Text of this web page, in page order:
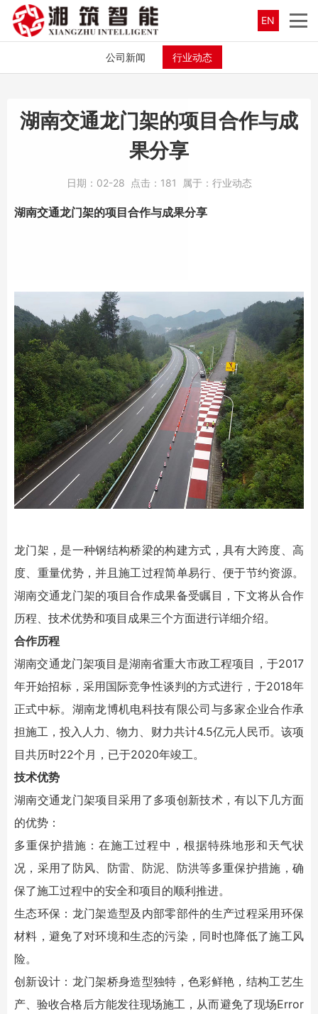
EN
公司新闻 行业动态
湖南交通龙门架的项目合作与成
果分享
日期： 02-28 点击： 181 属于： 行业动态
湖南交通龙门架的项目合作与成果分享
龙门架，是一种钢结构桥梁的构建方式，具有大跨度、高
度、重量优势，并且施工过程简单易行、便于节约资源。
湖南交通龙门架的项目合作成果备受瞩目，下文将从合作
历程、技术优势和项目成果三个方面进行详细介绍。
合作历程
湖南交通龙门架项目是湖南省重大市政工程项目，于2017
年开始招标，采用国际竞争性谈判的方式进行，于2018年
正式中标。湖南龙博机电科技有限公司与多家企业合作承
担施工，投入人力、物力、财力共计4.5亿元人民币。该项
目共历时22个月，已于2020年竣工。
技术优势
湖南交通龙门架项目采用了多项创新技术，有以下几方面
的优势：
多重保护措施：在施工过程中，根据特殊地形和天气状
况，采用了防风、防雷、防泥、防洪等多重保护措施，确
保了施工过程中的安全和项目的顺利推进。
生态环保：龙门架造型及内部零部件的生产过程采用环保
材料，避免了对环境和生态的污染，同时也降低了施工风
险。
创新设计：龙门架桥身造型独特，色彩鲜艳，结构工艺生
产、验收合格后方能发往现场施工，从而避免了现场Error